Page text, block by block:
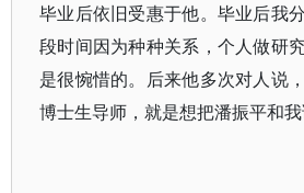
毕业后依旧受惠于他。毕业后我
段时间因为种种关系，个人做研
是很惋惜的。后来他多次对人说
博士生导师，就是想把潘振平和我